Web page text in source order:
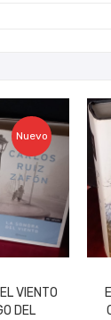
Nuevo
VIENTO
DEL